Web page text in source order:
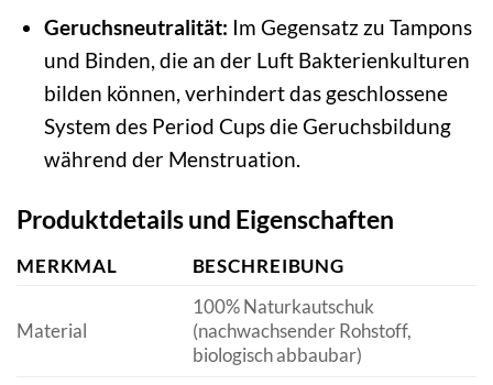
Geruchsneutralität: Im Gegensatz zu Tampons
und Binden, die an der Luft Bakterienkulturen
bilden können, verhindert das geschlossene
System des Period Cups die Geruchsbildung
während der Menstruation.
Produktdetails und Eigenschaften
MERKMAL BESCHREIBUNG
Material
100% Naturkautschuk
(nachwachsender Rohstoff,
biologisch abbaubar)